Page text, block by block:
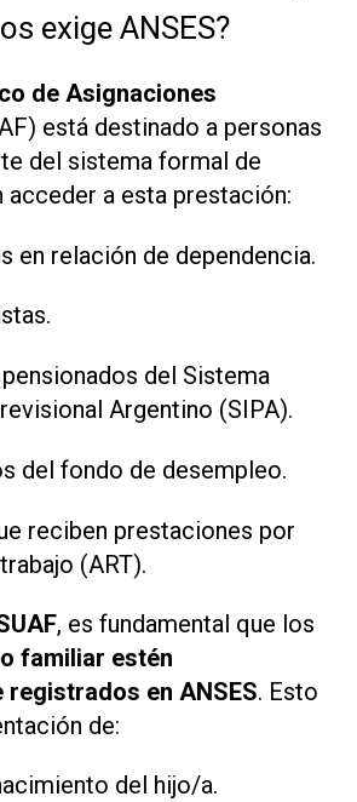
exige ANSES?
de Asignaciones
está destinado a personas
del sistema formal de
acceder a esta prestación:
en relación de dependencia.
del Sistema
Argentino (SIPA).
del fondo de desempleo.
reciben prestaciones por
(ART).
, es fundamental que los
familiar estén
en ANSES. Esto
de:
del hijo/a.